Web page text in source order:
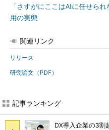
「さすがにここはAIに任せら
用の実態
関連リンク
リリース
研究論文（PDF）
記事ランキング
DX導入企業の3